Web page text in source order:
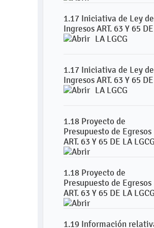
1.17 Iniciativa de Ley de
Ingresos ART. 63 Y 65 DE
LA LGCG
1.17 Iniciativa de Ley de
Ingresos ART. 63 Y 65 DE
LA LGCG
1.18 Proyecto de
Presupuesto de Egresos
ART. 63 Y 65 DE LA LGCG
1.18 Proyecto de
Presupuesto de Egresos
ART. 63 Y 65 DE LA LGCG
1.19 Información